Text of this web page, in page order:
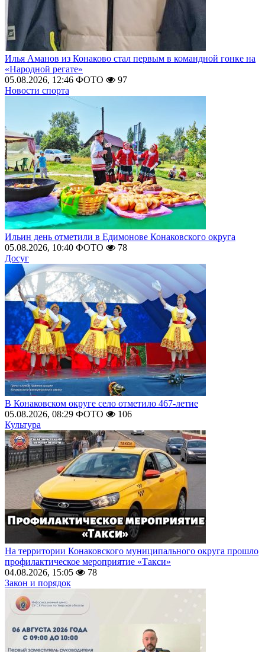
Илья Аманов из Конаково стал первым в командной гонке на
«Народной регате»
05.08.2026, 12:46 ФОТО
97
Новости спорта
Ильин день отметили в Едимонове Конаковского округа
05.08.2026, 10:40 ФОТО
78
Досуг
В Конаковском округе село отметило 467-летие
05.08.2026, 08:29 ФОТО
106
Культура
На территории Конаковского муниципального округа прошло
профилактическое мероприятие «Такси»
04.08.2026, 15:05
78
Закон и порядок